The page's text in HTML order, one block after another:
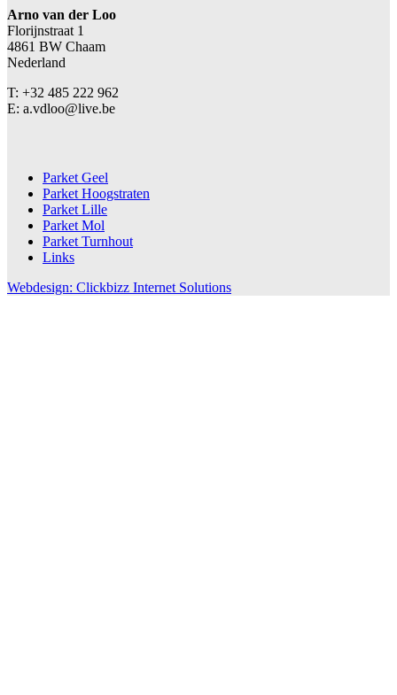
Arno van der Loo
Florijnstraat 1
4861 BW Chaam
Nederland
T: +32 485 222 962
E: a.vdloo@live.be
Parket Geel
Parket Hoogstraten
Parket Lille
Parket Mol
Parket Turnhout
Links
Webdesign: Clickbizz Internet Solutions